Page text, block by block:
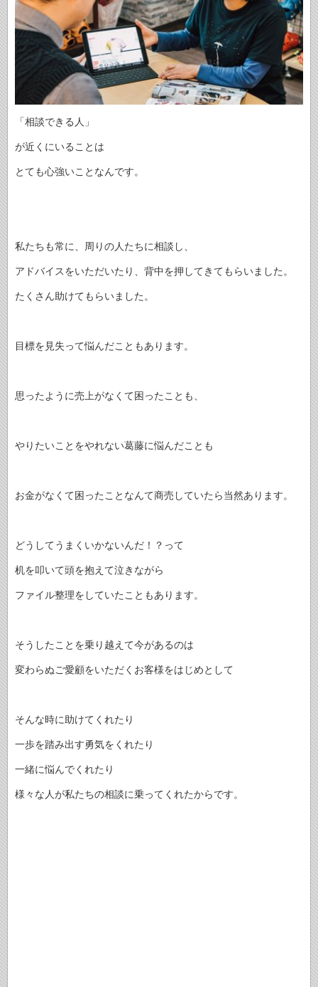
「相談できる人」
が近くにいることは
とても心強いことなんです。
私たちも常に、周りの人たちに相談し、
アドバイスをいただいたり、背中を押してきてもらいました。
たくさん助けてもらいました。
目標を見失って悩んだこともあります。
思ったように売上がなくて困ったことも、
やりたいことをやれない葛藤に悩んだことも
お金がなくて困ったことなんて商売していたら当然あります。
どうしてうまくいかないんだ！？って
机を叩いて頭を抱えて泣きながら
ファイル整理をしていたこともあります。
そうしたことを乗り越えて今があるのは
変わらぬご愛顧をいただくお客様をはじめとして
そんな時に助けてくれたり
一歩を踏み出す勇気をくれたり
一緒に悩んでくれたり
様々な人が私たちの相談に乗ってくれたからです。